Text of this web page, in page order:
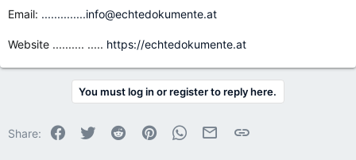
Email: ..............info@echtedokumente.at
Website .......... ..... https://echtedokumente.at
You must log in or register to reply here.
Share: Facebook
Twitter Reddit PinterestWhatsApp
Email Link